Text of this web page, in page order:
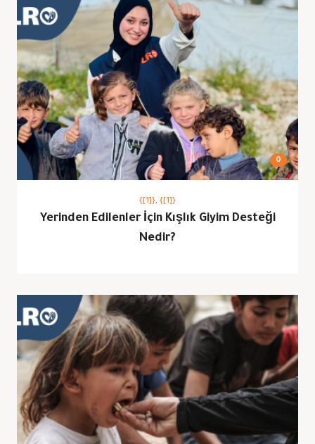
0
{[1]}, {[1]}
Yerinden Edilenler İçin Kışlık Giyim Desteği
Nedir?